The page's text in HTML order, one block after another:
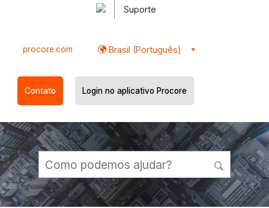
Suporte
procore.com Brasil (Português)
Contato Login no aplicativo Procore